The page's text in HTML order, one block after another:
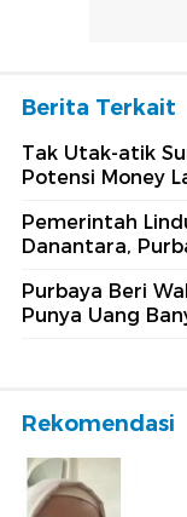
Berita Terkait
Tak Utak-atik
Potensi Money
Pemerintah
Danantara,
Purbaya Beri
Punya Uang
Rekomendasi